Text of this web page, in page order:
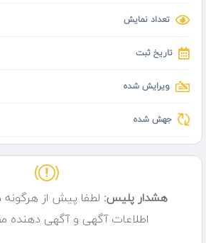
تعداد نمایش
تاریخ ثبت
ویرایش شده
جهش شده
هشدار پلیس: لطفا پیش از
اطلاعات آگهی و آگهی دهنده